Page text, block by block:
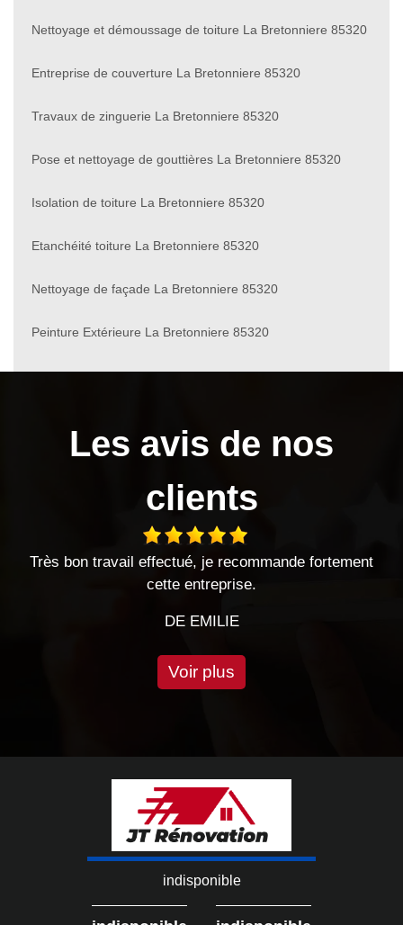
Nettoyage et démoussage de toiture La Bretonniere 85320
Entreprise de couverture La Bretonniere 85320
Travaux de zinguerie La Bretonniere 85320
Pose et nettoyage de gouttières La Bretonniere 85320
Isolation de toiture La Bretonniere 85320
Etanchéité toiture La Bretonniere 85320
Nettoyage de façade La Bretonniere 85320
Peinture Extérieure La Bretonniere 85320
Les avis de nos
clients
effectué, je recommande fortement
cette entreprise.
entreprise
Voir plus
indisponible